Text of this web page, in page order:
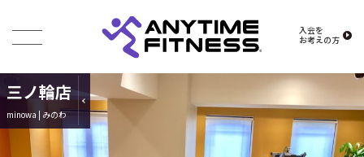
入会を
お考えの方
三ノ輪店
minowa | みのわ